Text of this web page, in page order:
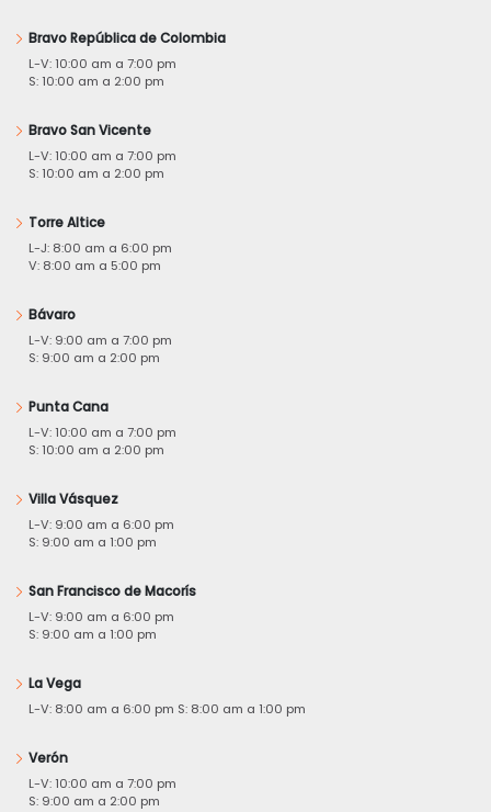
Bravo República de Colombia
L-V: 10:00 am a 7:00 pm
S: 10:00 am a 2:00 pm
Bravo San Vicente
L-V: 10:00 am a 7:00 pm
S: 10:00 am a 2:00 pm
Torre Altice
L-J: 8:00 am a 6:00 pm
V: 8:00 am a 5:00 pm
Bávaro
L-V: 9:00 am a 7:00 pm
S: 9:00 am a 2:00 pm
Punta Cana
L-V: 10:00 am a 7:00 pm
S: 10:00 am a 2:00 pm
Villa Vásquez
L-V: 9:00 am a 6:00 pm
S: 9:00 am a 1:00 pm
San Francisco de Macorís
L-V: 9:00 am a 6:00 pm
S: 9:00 am a 1:00 pm
La Vega
L-V: 8:00 am a 6:00 pm S: 8:00 am a 1:00 pm
Verón
L-V: 10:00 am a 7:00 pm
S: 9:00 am a 2:00 pm